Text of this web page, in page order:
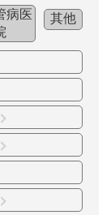
病医
其他